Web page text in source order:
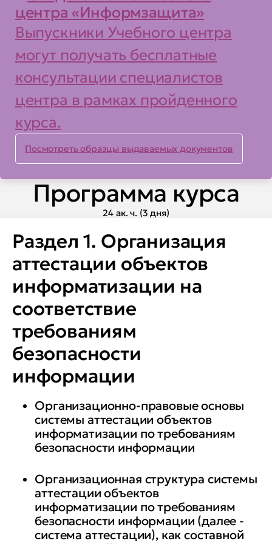
(мониторинга) эффективности
мер защиты информации
• порядка проведения
аттестационных испытаний и
аттестации объектов
информатизации на
соответствие требованиям по
защите информации
• программ и методик
аттестационных испытаний и
аттестации объекта
информатизации на
соответствие требованиям по
защите информации
• порядка, содержания, условий
и методов испытаний для
оценки характеристик и
показателей, проверяемых при
аттестации, соответствия их
также применяемой в этих
целях контрольной аппаратуры
и тестовых средств
Вы сможете:
• применять на практике
требования нормативных
центра «Информзащита»
Выпускники Учебного центра
могут получать бесплатные
консультации специалистов
центра в рамках пройденного
курса.
Посмотреть образцы выдаваемых документов
Программа курса
24 ак. ч. (3 дня)
Раздел 1. Организация
аттестации объектов
информатизации на
соответствие
требованиям
безопасности
информации
Организационно-правовые основы
системы аттестации объектов
информатизации по требованиям
безопасности информации
Организационная структура системы
аттестации объектов
информатизации по требованиям
безопасности информации (далее -
система аттестации), как составной